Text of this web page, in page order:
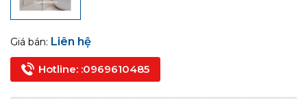
Giá bán: Liên hệ
Hotline: :0969610485